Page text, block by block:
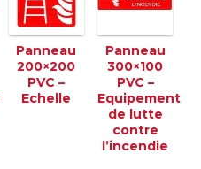
Panneau
200×200
PVC –
Echelle
Panneau
300×100
PVC –
Equipement
de lutte
contre
l’incendie